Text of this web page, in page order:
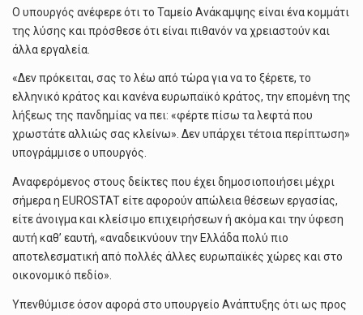
Ο υπουργός ανέφερε ότι το Ταμείο Ανάκαμψης είναι ένα κομμάτι
της λύσης και πρόσθεσε ότι είναι πιθανόν να χρειαστούν και
άλλα εργαλεία.
«Δεν πρόκειται, σας το λέω από τώρα για να το ξέρετε, το
ελληνικό κράτος και κανένα ευρωπαϊκό κράτος, την επομένη της
λήξεως της πανδημίας να πει: «φέρτε πίσω τα λεφτά που
χρωστάτε αλλιώς σας κλείνω». Δεν υπάρχει τέτοια περίπτωση»
υπογράμμισε ο υπουργός.
Αναφερόμενος στους δείκτες που έχει δημοσιοποιήσει μέχρι
σήμερα η EUROSTAT είτε αφορούν απώλεια θέσεων εργασίας,
είτε άνοιγμα και κλείσιμο επιχειρήσεων ή ακόμα και την ύφεση
αυτή καθ’ εαυτή, «αναδεικνύουν την Ελλάδα πολύ πιο
αποτελεσματική από πολλές άλλες ευρωπαϊκές χώρες και στο
οικονομικό πεδίο».
Υπενθύμισε όσον αφορά στο υπουργείο Ανάπτυξης ότι ως προς